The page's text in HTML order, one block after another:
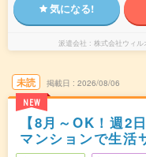
気になる!
派遣会社 株式会社ウィ
未読
NEW
掲載日 2026/08/06
【8月～OK！週2
マンションで生活